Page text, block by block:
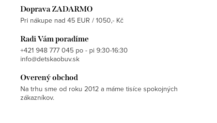
Doprava ZADARMO
Pri nákupe nad 45 EUR / 1050,- Kč
Radi Vám poradíme
+421 948 777 045 po - pi 9:30-16:30
info@detskaobuv.sk
Overený obchod
Na trhu sme od roku 2012 a máme tisíce spokojných
zákazníkov.